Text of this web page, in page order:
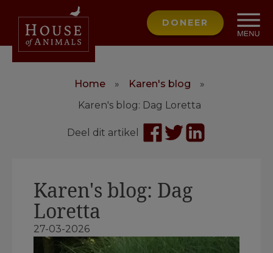
DONEER
Home » Karen's blog
»
Karen's blog: Dag Loretta
Deel dit artikel
Karen's blog: Dag
Loretta
27-03-2026